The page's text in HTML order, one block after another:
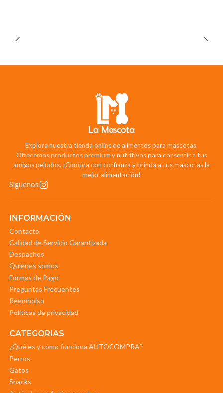
Explora nuestra tienda online de alimentos para mascotas.
Ofrecemos productos premium y nutritivos para consentir a tus
amigos peludos. ¡Compra con confianza y brinda a tus mascotas la
mejor alimentación!
Síguenos
INFORMACIÓN
Contacto
Calidad de Servicio Garantizada
Despachos
Quienes somos
Formas de Pago
Preguntas Frecuentes
Reembolso
Politicas de privacidad
CATEGORIAS
¿Qué es y cómo funciona AUTOCOMPRA?
Perros
Gatos
Snacks